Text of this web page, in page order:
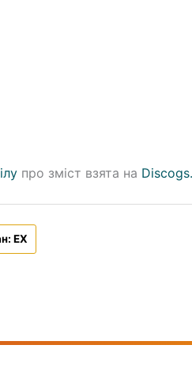
про зміст взята на
EX